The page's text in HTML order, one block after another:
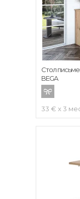
33 € x 3
Стол
BEGA